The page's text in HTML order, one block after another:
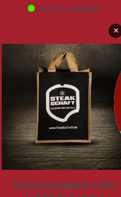
sofort verfügbar
Küchenzubehör | Die
×